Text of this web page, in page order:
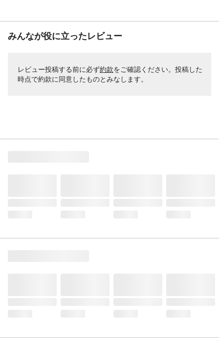
みんなが役に立ったレビュー
レビュー投稿する前に必ず約款をご確認ください。投稿した
時点で約款に同意したものとみなします。